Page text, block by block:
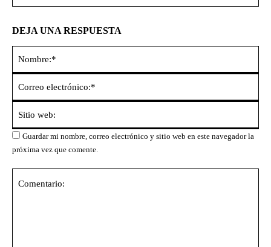
DEJA UNA RESPUESTA
Guardar mi nombre, correo electrónico y sitio web en este navegador la
próxima vez que comente.